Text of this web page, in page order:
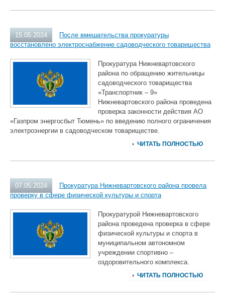
15.05.2024
После вмешательства прокуратуры
восстановлено электроснабжение садоводческого товарищества
Прокуратура Нижневартовского
района по обращению жительницы
садоводческого товарищества
«Транспортник – 9»
Нижневартовского района проведена
проверка законности действия АО
«Газпром энергосбыт Тюмень» по введению полного ограничения
электроэнергии в садоводческом товариществе.
ЧИТАТЬ ПОЛНОСТЬЮ
07.05.2024
Прокуратура Нижневартовского района провела
проверку в сфере физической культуры и спорта
Прокуратурой Нижневартовского
района проведена проверка в сфере
физической культуры и спорта в
муниципальном автономном
учреждении спортивно –
оздоровительного комплекса.
ЧИТАТЬ ПОЛНОСТЬЮ